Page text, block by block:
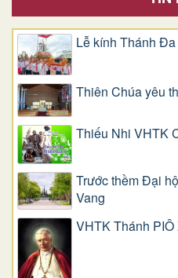
Lễ kính Thánh
Thiên Chúa yêu
Thiếu Nhi VHTK
Trước thềm Đại
Vang
VHTK Thánh